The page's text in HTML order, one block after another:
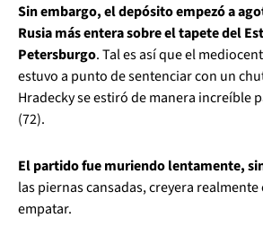
Sin embargo, el depósito empezó a
Rusia más entera sobre el tapete del
Petersburgo. Tal es así que el
estuvo a punto de sentenciar con un
Hradecky se estiró de manera increíble
(72).
El partido fue muriendo lentamente,
las piernas cansadas, creyera
empatar.